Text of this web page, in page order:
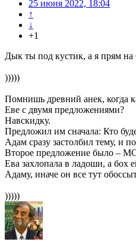
25 июня 2022, 18:04
↑
↓
+1
Дык ты под кустик, а я прям
)))))
Помнишь древний анек, когда
Еве с двумя предложениями?
Навскидку.
Предложил им сначала: Кто
Адам сразу застолбил тему, и
Второе предложение было –
Ева захлопала в ладоши, а
Адаму, иначе он все тут
)))))